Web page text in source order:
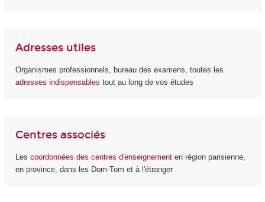
Adresses utiles
Organismes professionnels, bureau des examens, toutes les
adresses indispensables tout au long de vos études
Centres associés
Les coordonnées des centres d'enseignement en région parisienne,
en province, dans les Dom-Tom et à l'étranger